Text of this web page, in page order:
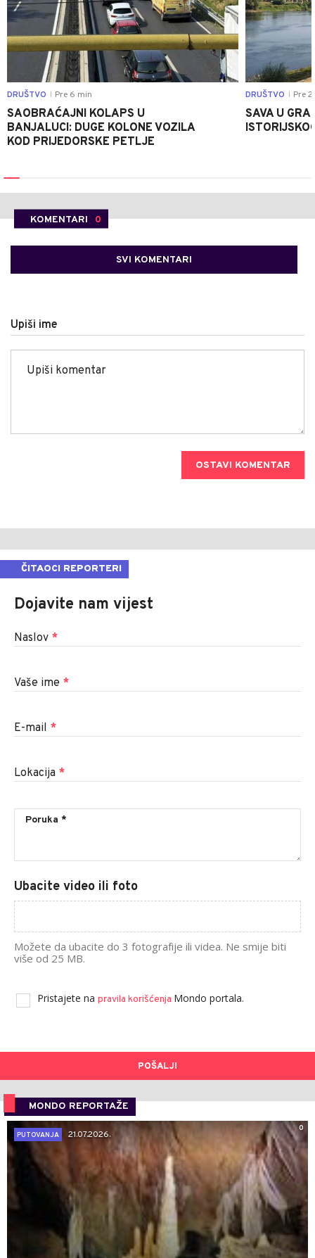
DRUŠTVO Pre 6 min
SAOBRAĆAJNI KOLAPS U
BANJALUCI: DUGE KOLONE VOZILA
KOD PRIJEDORSKE PETLJE
DRUŠTVO Pre
SAVA U
KOMENTARI 0
SVI KOMENTARI
Upiši ime
OSTAVI KOMENTAR
ČITAOCI REPORTERI
Dojavite nam vijest
Naslov *
Vaše ime *
E-mail *
Lokacija *
Ubacite video ili foto
Možete da ubacite do 3 fotografije ili videa. Ne smije biti
više od 25 MB.
Pristajete na pravila korišćenja Mondo portala.
POŠALJI
MONDO REPORTAŽE
0
PUTOVANJA
21.07.2026.